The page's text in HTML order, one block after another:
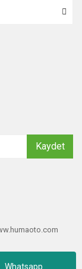
Whatsapp
Kaydet